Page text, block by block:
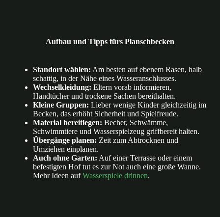
Aufbau und Tipps fürs Planschbecken
Standort wählen: Am besten auf ebenem Rasen, halb
schattig, in der Nähe eines Wasseranschlusses.
Wechselkleidung: Eltern vorab informieren,
Handtücher und trockene Sachen bereithalten.
Kleine Gruppen: Lieber wenige Kinder gleichzeitig im
Becken, das erhöht Sicherheit und Spielfreude.
Material bereitlegen: Becher, Schwämme,
Schwimmtiere und Wasserspielzeug griffbereit halten.
Übergänge planen: Zeit zum Abtrocknen und
Umziehen einplanen.
Auch ohne Garten: Auf einer Terrasse oder einem
befestigten Hof tut es zur Not auch eine große Wanne.
Mehr Ideen aufWasserspiele drinnen.